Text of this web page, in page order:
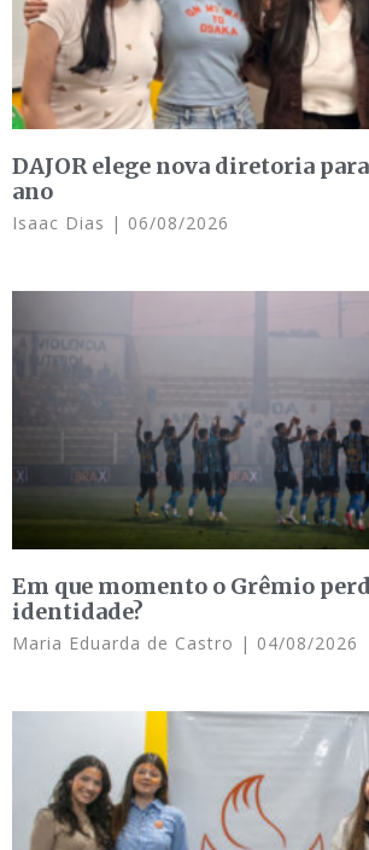
DAJOR elege nova diretoria
ano
Isaac Dias 06/08/2026
Em que momento o Grêmio
identidade?
Maria Eduarda de Castro 04/08/2026